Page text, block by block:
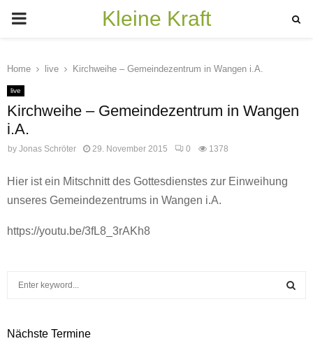
PRIMARY
Kleine Kraft
Home live Kirchweihe – Gemeindezentrum in Wangen i.A.
live
Kirchweihe – Gemeindezentrum in Wangen
i.A.
by Jonas Schröter 29. November 2015 0 1378
Hier ist ein Mitschnitt des Gottesdienstes zur Einweihung
unseres Gemeindezentrums in Wangen i.A.
https://youtu.be/3fL8_3rAKh8
cNächste Termine